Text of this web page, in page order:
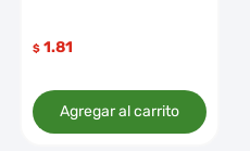
$ 1.81
Agregar al carrito